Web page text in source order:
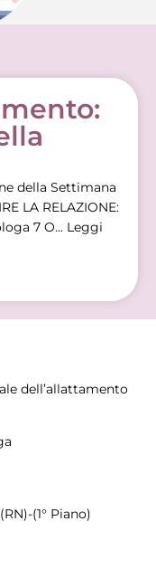
della Settimana
LA RELAZIONE:
7 O... Leggi
dell’allattamento
(1° Piano)